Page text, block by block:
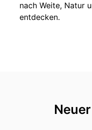
nach Weite, Natur
entdecken.